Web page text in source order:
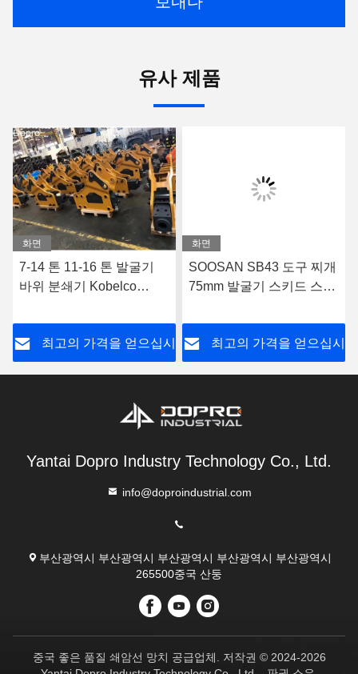
유사 제품
화면
7-14 톤 11-16 톤 발굴기
바위 분쇄기 Kobelco
최고의 가격을 얻으십시
화면
SOOSAN SB43 도구 찌개
75mm 발굴기 스키드 스티
드로릭 브레이커
최고의 가격을 얻으십시
Yantai Dopro Industry Technology Co., Ltd.
info@doproindustrial.com
부산광역시 부산광역시 부산광역시 부산광역시 부산광역시
265500중국 산둥
중국 좋은 품질 쇄암선 망치 공급업체. 저작권 © 2024-2026